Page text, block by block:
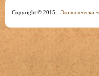
Copyright © 2015 - Экологически